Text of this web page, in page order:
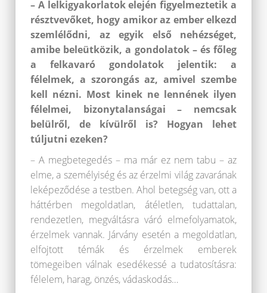
– A lelkigyakorlatok elején figyelmeztetik a
résztvevőket, hogy amikor az ember elkezd
szemlélődni, az egyik első nehézséget,
amibe beleütközik, a gondolatok – és főleg
a felkavaró gondolatok jelentik: a
félelmek, a szorongás az, amivel szembe
kell nézni. Most kinek ne lennének ilyen
félelmei, bizonytalanságai – nemcsak
belülről, de kívülről is? Hogyan lehet
túljutni ezeken?
– A megbetegedés – ma már ez nem tabu – az
elme, a személyiség és az érzelmi világ zavarának
leképeződése a testben. Ahol betegség van, ott a
háttérben megoldatlan, átéletlen, tudattalan,
rendezetlen, megváltásra váró elmefolyamatok,
érzelmek vannak. Járvány esetén a megoldatlan,
elfojtott témák és érzelmek emberek
tömegeiben válnak esedékessé a tudatosításra:
félelem, harag, önzés, vádaskodás…